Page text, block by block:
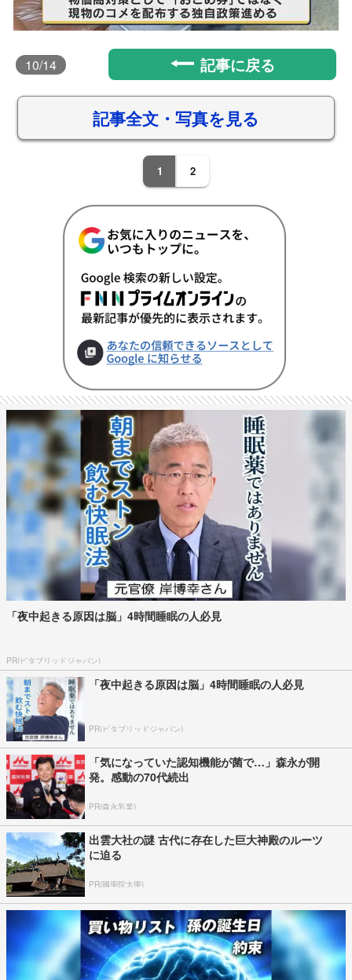
10/14 記事に戻る
記事全文・写真を見る
1 2
「夜中起きる原因は脳」4時間睡眠の人必見
PR(ビタブリッドジャパン)
「夜中起きる原因は脳」4時間睡眠の人必見
PR(ビタブリッドジャパン)
「気になっていた認知機能が菌で…」森永が開
発。感動の70代続出
PR(森永乳業)
出雲大社の謎 古代に存在した巨大神殿のルーツ
に迫る
PR(國學院大學)